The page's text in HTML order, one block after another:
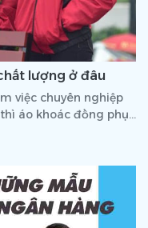
lượng ở đâu
việc chuyên nghiệp
áo khoác đồng phục
đợt thu đông. Cũng
áo khoác đồng phục
mái và đặc biệt là có
gió mùa hoặc mùa